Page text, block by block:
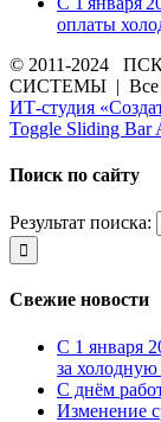
оплаты
© 2011-2024
СИСТЕМЫ | Все
ИТ-студия
Toggle Sliding Bar
Поиск по сайту
Результат поиска:
Свежие новости
С 1 января
за холодную
С днём
Изменение